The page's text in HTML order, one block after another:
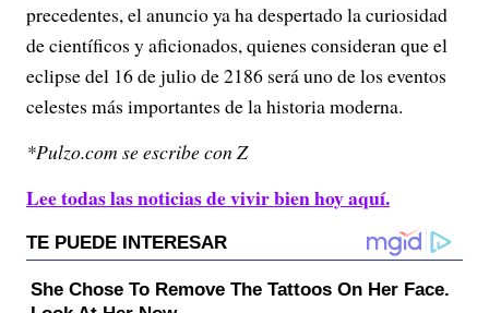
precedentes, el anuncio ya ha despertado la curiosidad
de científicos y aficionados, quienes consideran que el
eclipse del 16 de julio de 2186 será uno de los eventos
celestes más importantes de la historia moderna.
*Pulzo.com se escribe con Z
Lee todas las noticias de vivir bien hoy aquí.